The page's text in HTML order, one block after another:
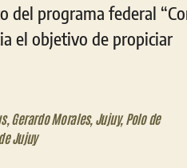
del programa federal
el objetivo de propiciar
, Gerardo Morales, Jujuy, Polo de
Jujuy